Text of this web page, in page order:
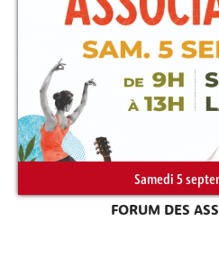
Samedi 5
FORUM DES